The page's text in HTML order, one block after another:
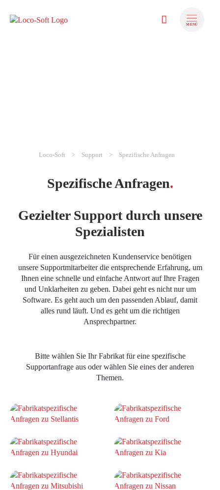
MENÜ
zum Inhalt springen
Loco-Soft Support Spezifische Anfragen
Spezifische Anfragen.
Gezielter Support durch unsere
Spezialisten
Für einen ausgezeichneten Kundenservice benötigen
unsere Supportmitarbeiter die entsprechende Erfahrung, um
Ihnen eine schnelle und einfache Antwort auf Ihre Fragen
und Unklarheiten zu geben. Dabei geht es nicht nur um
Software. Es geht auch um den passenden Ablauf, damit
alles rund läuft. Und es geht um die richtigen
Ansprechpartner.
Bitte wählen Sie Ihr Fabrikat für eine spezifische
Supportanfrage aus oder wählen Sie eines der anderen
Themen.